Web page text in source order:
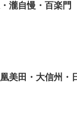
瀧自慢・百楽門
美田・大信州・